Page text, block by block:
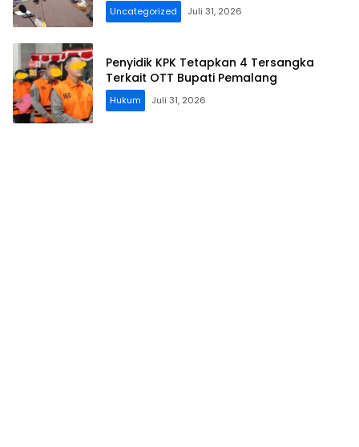
Uncategorized Juli 31, 2026
Penyidik KPK Tetapkan 4 Tersangka
Terkait OTT Bupati Pemalang
Hukum Juli 31, 2026